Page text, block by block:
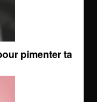
pimenter ta